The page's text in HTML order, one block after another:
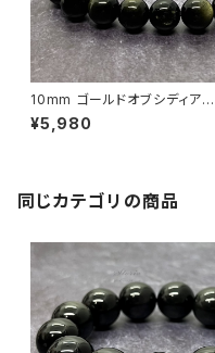
10mm ゴールドオブシディアン
（黒曜石）ブレスレット
¥5,980
同じカテゴリの商品